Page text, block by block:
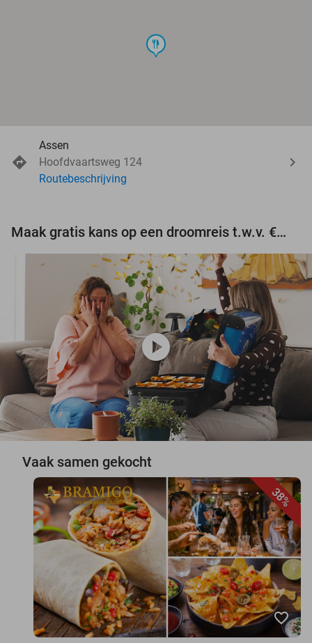
food
Assen
Hoofdvaartsweg 124
Routebeschrijving
Maak gratis kans op een droomreis t.w.v. €3.000!
play_circle
Vaak samen gekocht
38%
favorite_border